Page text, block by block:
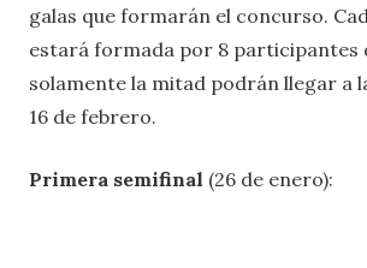
galas que formarán el concurso.
estará formada por 8 participantes
solamente la mitad podrán llegar a
16 de febrero.
Primera semifinal (26 de enero):